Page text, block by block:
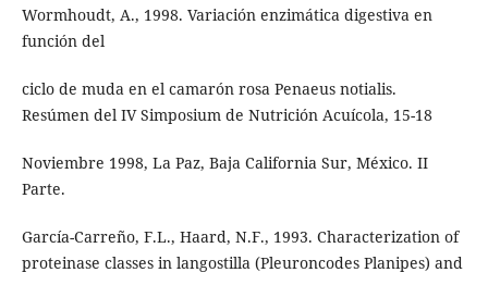
Wormhoudt, A., 1998. Variación enzimática digestiva en
función del
ciclo de muda en el camarón rosa Penaeus notialis.
Resúmen del IV Simposium de Nutrición Acuícola, 15-18
Noviembre 1998, La Paz, Baja California Sur, México. II
Parte.
García-Carreño, F.L., Haard, N.F., 1993. Characterization of
proteinase classes in langostilla (Pleuroncodes Planipes) and